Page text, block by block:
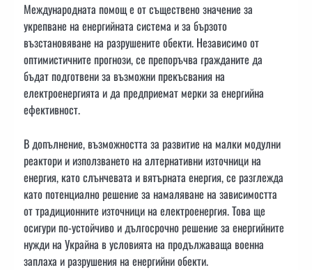
Международната помощ е от съществено значение за
укрепване на енергийната система и за бързото
възстановяване на разрушените обекти. Независимо от
оптимистичните прогнози, се препоръчва гражданите да
бъдат подготвени за възможни прекъсвания на
електроенергията и да предприемат мерки за енергийна
ефективност.
В допълнение, възможността за развитие на малки модулни
реактори и използването на алтернативни източници на
енергия, като слънчевата и вятърната енергия, се разглежда
като потенциално решение за намаляване на зависимостта
от традиционните източници на електроенергия. Това ще
осигури по-устойчиво и дългосрочно решение за енергийните
нужди на Украйна в условията на продължаваща военна
заплаха и разрушения на енергийни обекти.